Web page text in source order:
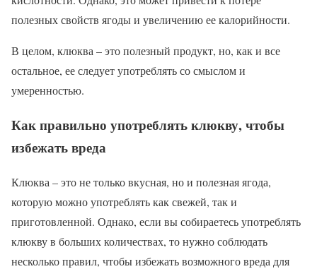
полезных свойств ягоды и увеличению ее калорийности.
В целом, клюква – это полезный продукт, но, как и все
остальное, ее следует употреблять со смыслом и
умеренностью.
Как правильно употреблять клюкву, чтобы
избежать вреда
Клюква – это не только вкусная, но и полезная ягода,
которую можно употреблять как свежей, так и
приготовленной. Однако, если вы собираетесь употреблять
клюкву в больших количествах, то нужно соблюдать
несколько правил, чтобы избежать возможного вреда для